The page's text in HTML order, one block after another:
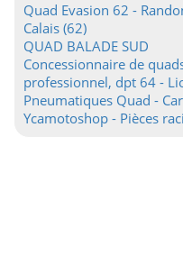
Quad Evasion 62 -
Calais (62)
QUAD BALADE SUD
Concessionnaire de
professionnel, dpt 64 -
Pneumatiques Quad -
Ycamotoshop - Pièces